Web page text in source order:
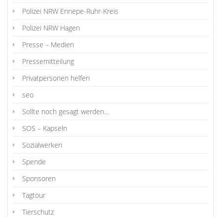
Polizei NRW Ennepe-Ruhr-Kreis
Polizei NRW Hagen
Presse – Medien
Pressemitteilung
Privatpersonen helfen
seo
Sollte noch gesagt werden…
SOS – Kapseln
Sozialwerken
Spende
Sponsoren
Tagtour
Tierschutz